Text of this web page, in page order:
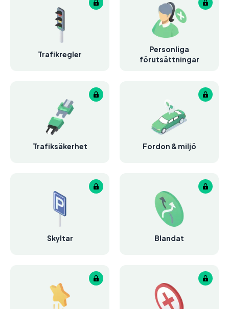
Trafikregler
Personliga
förutsättningar
Trafiksäkerhet Fordon & miljö
Skyltar Blandat